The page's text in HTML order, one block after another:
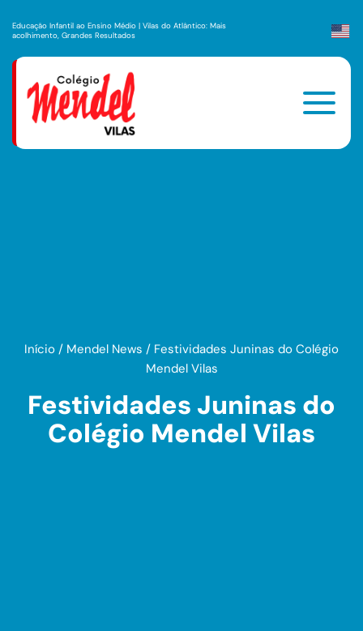
Educação Infantil ao Ensino Médio | Vilas do Atlântico: Mais
acolhimento, Grandes Resultados
Início / Mendel News / Festividades Juninas do Colégio
Mendel Vilas
Festividades Juninas do
Colégio Mendel Vilas